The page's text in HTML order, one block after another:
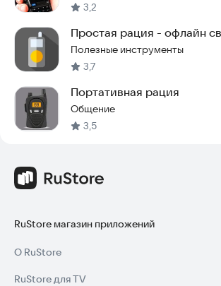
3,2
Простая рация - офлайн
Полезные инструменты
3,7
Портативная рация
Общение
3,5
RuStore магазин приложений
О RuStore
RuStore для TV